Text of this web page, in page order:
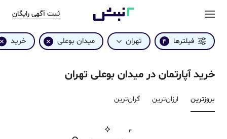
ثبت آگهی رایگان
فیلترها 4 تهران میدان بوعلی خرید
خرید آپارتمان در میدان بوعلی تهران
بروزترین‌ ارزان‌ترین گران‌ترین